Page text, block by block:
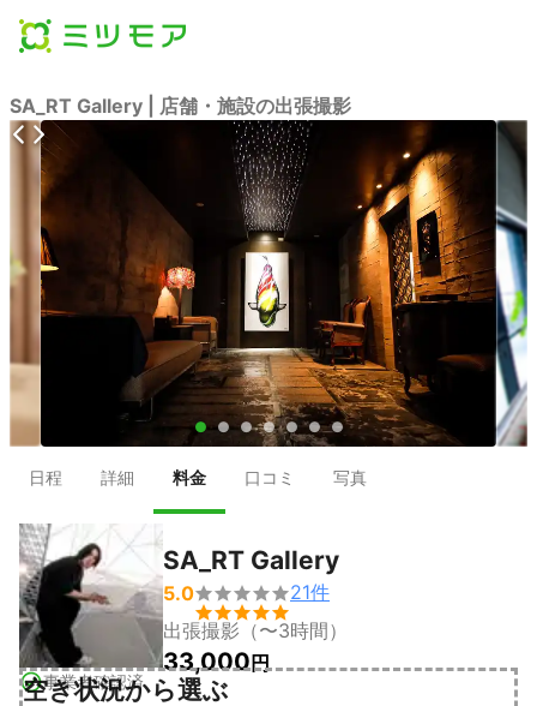
SA_RT Gallery | 店舗・施設の出張撮影
● ● ● ● ● ● ●
日程 詳細 料金 口コミ 写真
事業者確認済
SA_RT Gallery
5.0

21件
出張撮影（〜3時間）
33,000円
空き状況から選ぶ